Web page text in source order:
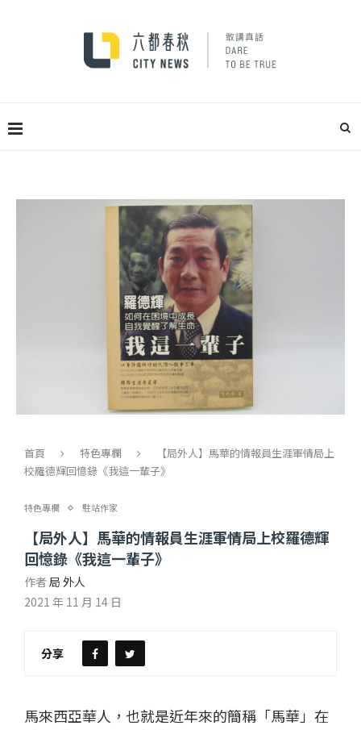
首頁 特色專欄
【局外人】馬華的情報員生涯――軍情局上
校羅德輝回憶錄《我這一輩子》
特色專欄 駐站作家
【局外人】馬華的情報員生涯――軍情局上校羅德輝
回憶錄《我這一輩子》
作者 局 外人
2021 年 11 月 14 日
分享
馬來西亞華人，也就是近年來的簡稱「馬華」在